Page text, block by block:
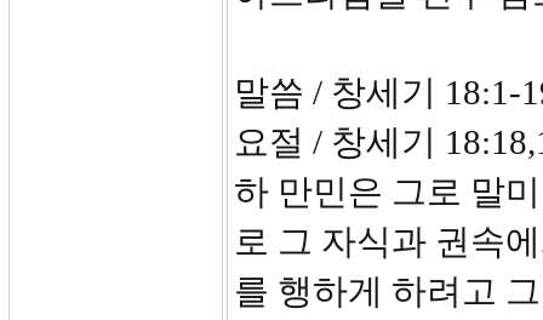
말씀 / 창세기 18:1-
요절 / 창세기
하 만민은 그로 말
로 그 자식과 권속
를 행하게 하려고